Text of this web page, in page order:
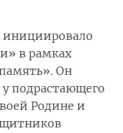
в рамках
Он
подрастающего
Родине и